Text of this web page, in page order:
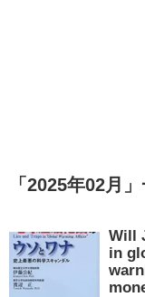
「 2025年02月 」
Will
in